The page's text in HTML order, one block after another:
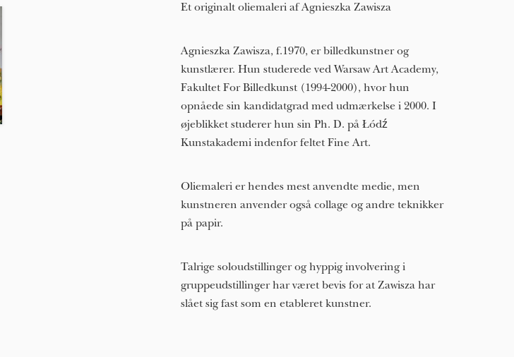
Et originalt oliemaleri af Agnieszka Zawisza
Agnieszka Zawisza, f.1970, er billedkunstner og
kunstlærer. Hun studerede ved Warsaw Art Academy,
Fakultet For Billedkunst (1994-2000), hvor hun
opnåede sin kandidatgrad med udmærkelse i 2000. I
øjeblikket studerer hun sin Ph. D. på Łódź
Kunstakademi indenfor feltet Fine Art.
Oliemaleri er hendes mest anvendte medie, men
kunstneren anvender også collage og andre teknikker
på papir.
Talrige soloudstillinger og hyppig involvering i
gruppeudstillinger har været bevis for at Zawisza har
slået sig fast som en etableret kunstner.